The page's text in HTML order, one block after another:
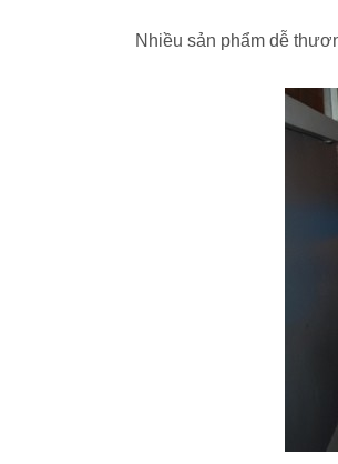
Nhiều sản phẩm dễ